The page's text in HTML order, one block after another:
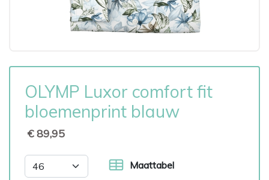
OLYMP Luxor comfort fit
bloemenprint blauw
€ 89,95
Maattabel